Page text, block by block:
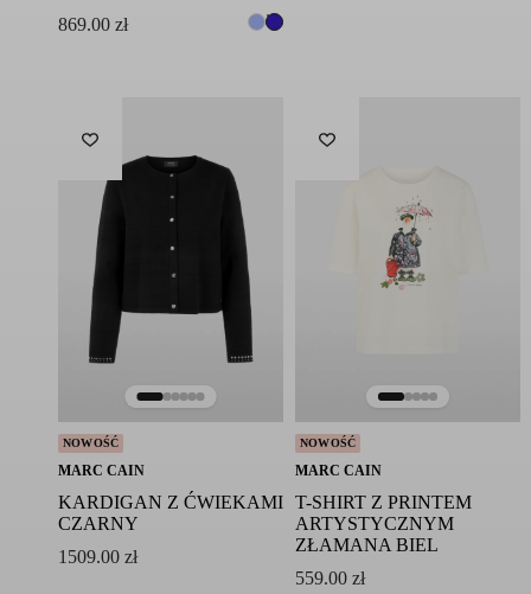
869.00 zł
NOWOŚĆ
MARC CAIN
KARDIGAN Z ĆWIEKAMI
CZARNY
1509.00 zł
NOWOŚĆ
MARC CAIN
T-SHIRT Z PRINTEM
ARTYSTYCZNYM
ZŁAMANA BIEL
559.00 zł